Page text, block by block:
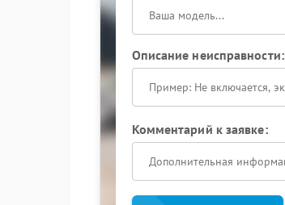
Описание неисправности:
Комментарий к заявке: